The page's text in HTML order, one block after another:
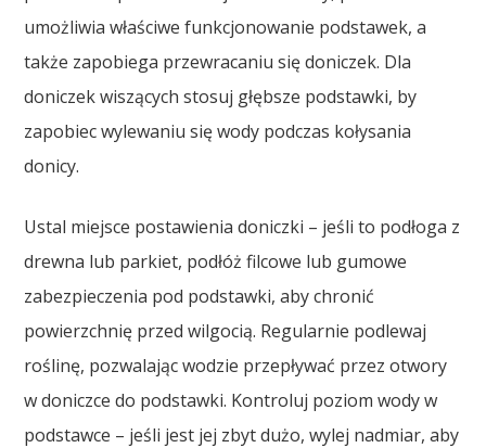
umożliwia właściwe funkcjonowanie podstawek, a
także zapobiega przewracaniu się doniczek. Dla
doniczek wiszących stosuj głębsze podstawki, by
zapobiec wylewaniu się wody podczas kołysania
donicy.
Ustal miejsce postawienia doniczki – jeśli to podłoga z
drewna lub parkiet, podłóż filcowe lub gumowe
zabezpieczenia pod podstawki, aby chronić
powierzchnię przed wilgocią. Regularnie podlewaj
roślinę, pozwalając wodzie przepływać przez otwory
w doniczce do podstawki. Kontroluj poziom wody w
podstawce – jeśli jest jej zbyt dużo, wylej nadmiar, aby